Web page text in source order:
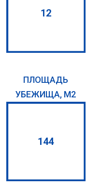
12
ПЛОЩАДЬ
УБЕЖИЩА, М2
144